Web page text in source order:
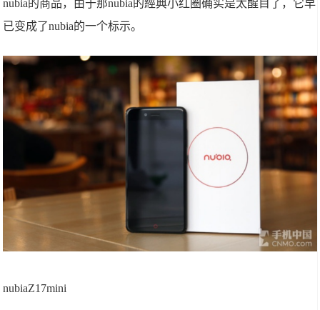
nubia的商品，由于那nubia的經典小红圈确实是太醒目了，它早
已变成了nubia的一个标示。
nubiaZ17mini